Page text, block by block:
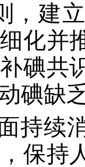
，建
化并
碘共
碘缺
持续
，保持